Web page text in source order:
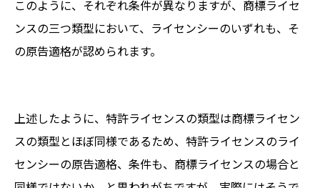
このように、それぞれ条件が異なりますが、商標ライセ
ンスの三つ類型において、ライセンシーのいずれも、そ
の原告適格が認められます。
上述したように、特許ライセンスの類型は商標ライセン
スの類型とほぼ同様であるため、特許ライセンスのライ
センシーの原告適格、条件も、商標ライセンスの場合と